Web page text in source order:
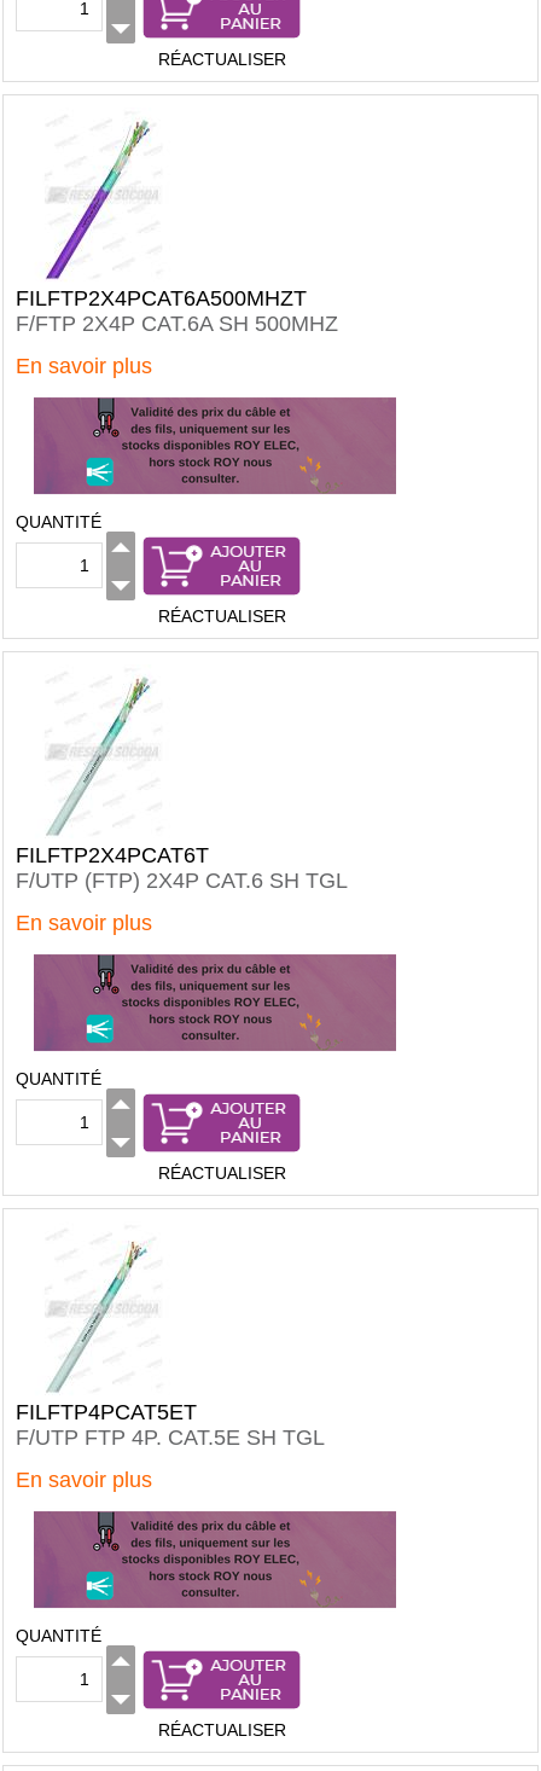
RÉACTUALISER
FILFTP2X4PCAT6A500MHZT
F/FTP 2X4P CAT.6A SH 500MHZ
En savoir plus
QUANTITÉ
RÉACTUALISER
FILFTP2X4PCAT6T
F/UTP (FTP) 2X4P CAT.6 SH TGL
En savoir plus
QUANTITÉ
RÉACTUALISER
FILFTP4PCAT5ET
F/UTP FTP 4P. CAT.5E SH TGL
En savoir plus
QUANTITÉ
RÉACTUALISER